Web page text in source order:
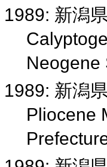
1989: 新潟
Neogene
1989: 新潟
Pliocene